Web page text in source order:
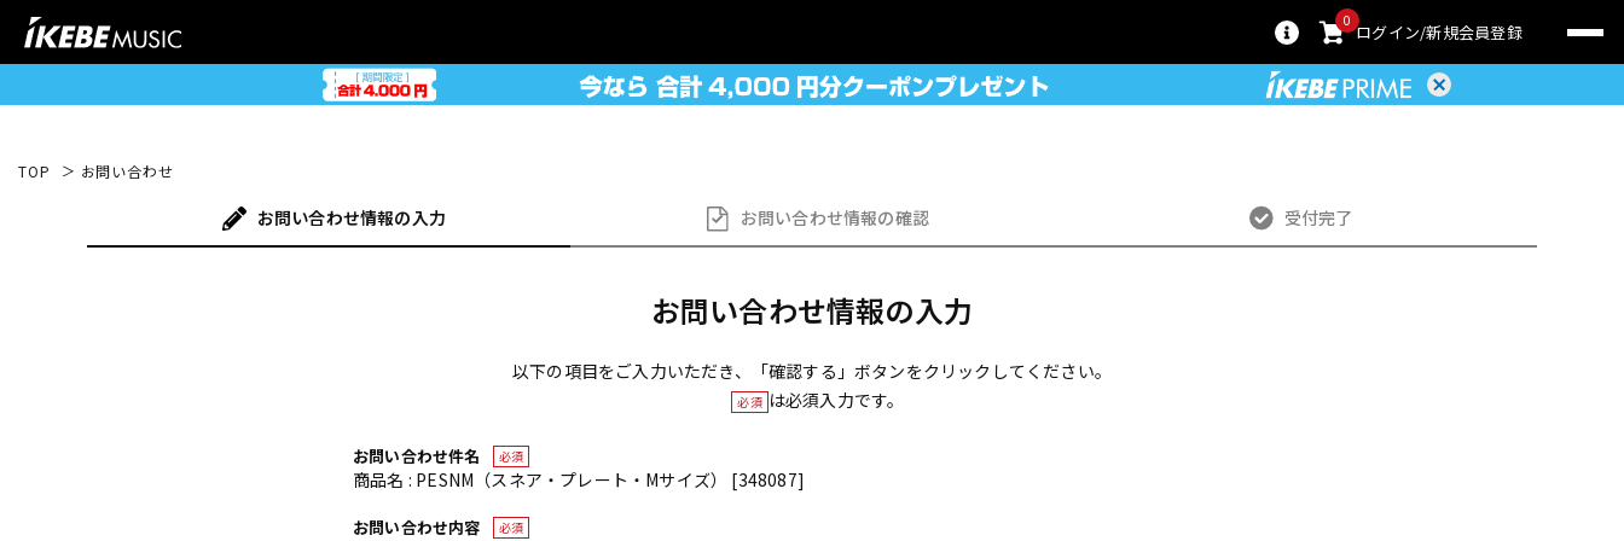
0
ログイン 新規会員登録
TOP お問い合わせ
お問い合わせ情報の入力 お問い合わせ情報の確認 受付完了
お問い合わせ情報の入力
以下の項目をご入力いただき、「確認する」ボタンをクリックしてください。
必須 は必須入力です。
お問い合わせ件名 必須
商品名 : PESNM（スネア・プレート・Mサイズ） [348087]
お問い合わせ内容 必須